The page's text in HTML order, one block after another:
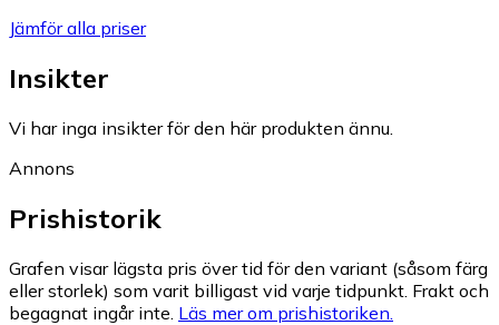
Jämför alla priser
Insikter
Vi har inga insikter för den här produkten ännu.
Annons
Prishistorik
Grafen visar lägsta pris över tid för den variant (såsom färg
eller storlek) som varit billigast vid varje tidpunkt. Frakt och
begagnat ingår inte. Läs mer om prishistoriken.